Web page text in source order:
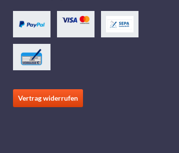
Vertrag widerrufen